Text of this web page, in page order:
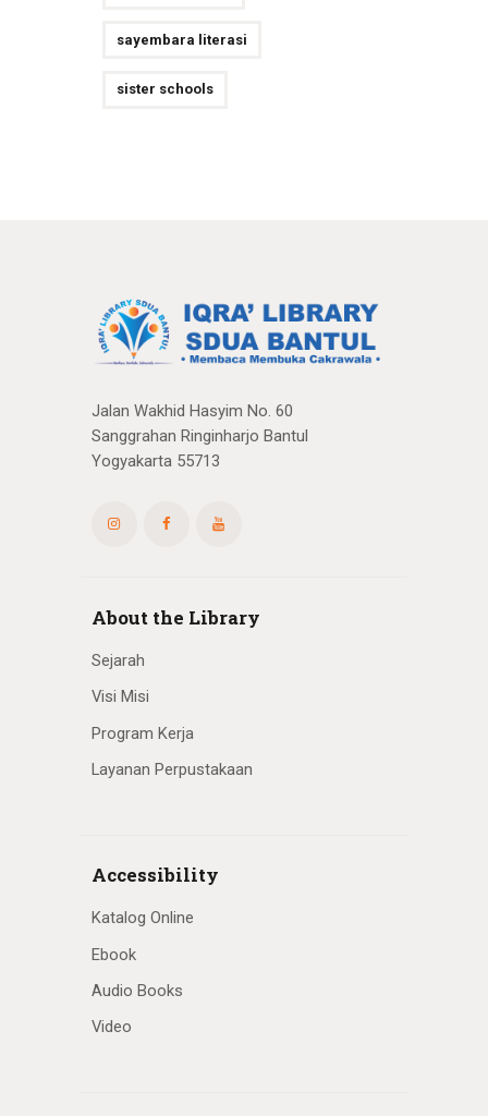
sayembara literasi
sister schools
Jalan Wakhid Hasyim No. 60
Sanggrahan Ringinharjo Bantul
Yogyakarta 55713
About the Library
Sejarah
Visi Misi
Program Kerja
Layanan Perpustakaan
Accessibility
Katalog Online
Ebook
Audio Books
Video